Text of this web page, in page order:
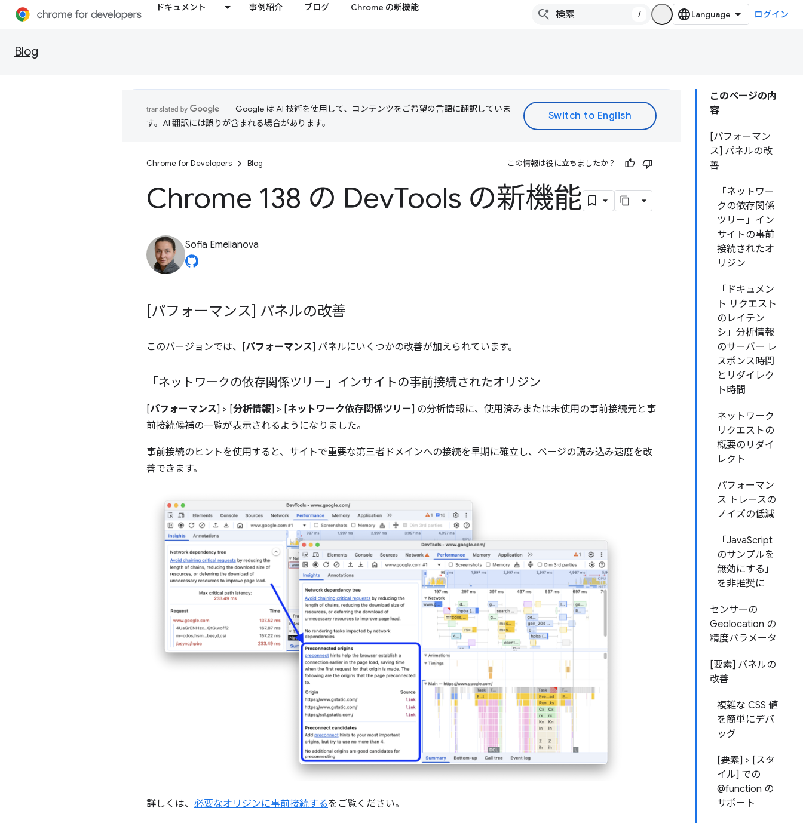
ドキュメント 事例紹介 ブログ Chrome の新機能
/ ログイン
Blog
このページの内
容
[パフォーマン
ス] パネルの改
善
「ネットワー
クの依存関係
ツリー」イン
サイトの事前
接続されたオ
リジン
「ドキュメン
ト リクエスト
のレイテン
シ」分析情報
のサーバー レ
スポンス時間
とリダイレク
ト時間
ネットワーク
リクエストの
概要のリダイ
レクト
パフォーマン
ス トレースの
ノイズの低減
「JavaScript
のサンプルを
無効にする」
を非推奨に
センサーの
Geolocation の
精度パラメータ
[要素] パネルの
改善
複雑な CSS 値
を簡単にデバ
ッグ
[要素] > [スタ
イル] での
@function の
サポート
Google は AI 技術を使用して、コンテンツをご希望の言語に翻訳していま
す。AI 翻訳には誤りが含まれる場合があります。
Chrome for Developers Blog この情報は役に立ちましたか？
Chrome 138 の DevTools の新機能
Sofia Emelianova
[パフォーマンス] パネルの改善
このバージョンでは、[パフォーマンス] パネルにいくつかの改善が加えられています。
「ネットワークの依存関係ツリー」インサイトの事前接続されたオリジン
[パフォーマンス] > [分析情報] > [ネットワーク依存関係ツリー] の分析情報に、使用済みまたは未使用の事前接続元と事
前接続候補の一覧が表示されるようになりました。
事前接続のヒントを使用すると、サイトで重要な第三者ドメインへの接続を早期に確立し、ページの読み込み速度を改
善できます。
詳しくは、 必要なオリジンに事前接続するをご覧ください。